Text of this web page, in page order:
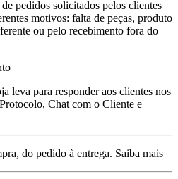
pedidos solicitados pelos clientes
motivos: falta de peças, produto
ou pelo recebimento fora do
leva para responder aos clientes nos
Chat com o Cliente e
do pedido à entrega. Saiba mais